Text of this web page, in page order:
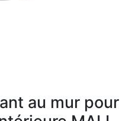
au mur pour